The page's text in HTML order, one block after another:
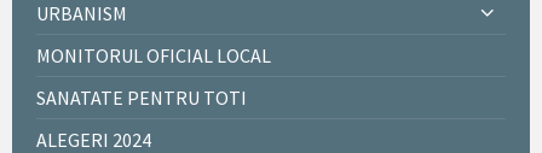
URBANISM
MONITORUL OFICIAL LOCAL
SANATATE PENTRU TOTI
ALEGERI 2024